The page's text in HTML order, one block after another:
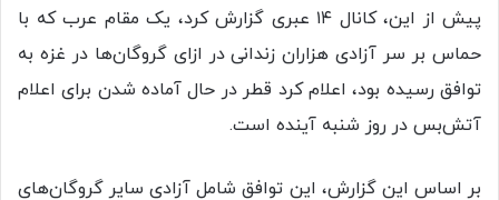
پیش از این، کانال ۱۴ عبری گزارش کرد، یک مقام عرب که با
حماس بر سر آزادی هزاران زندانی در ازای گروگان‌ها در غزه به
توافق رسیده بود، اعلام کرد قطر در حال آماده شدن برای اعلام
آتش‌بس در روز شنبه آینده است.
بر اساس این گزارش، این توافق شامل آزادی سایر گروگان‌های